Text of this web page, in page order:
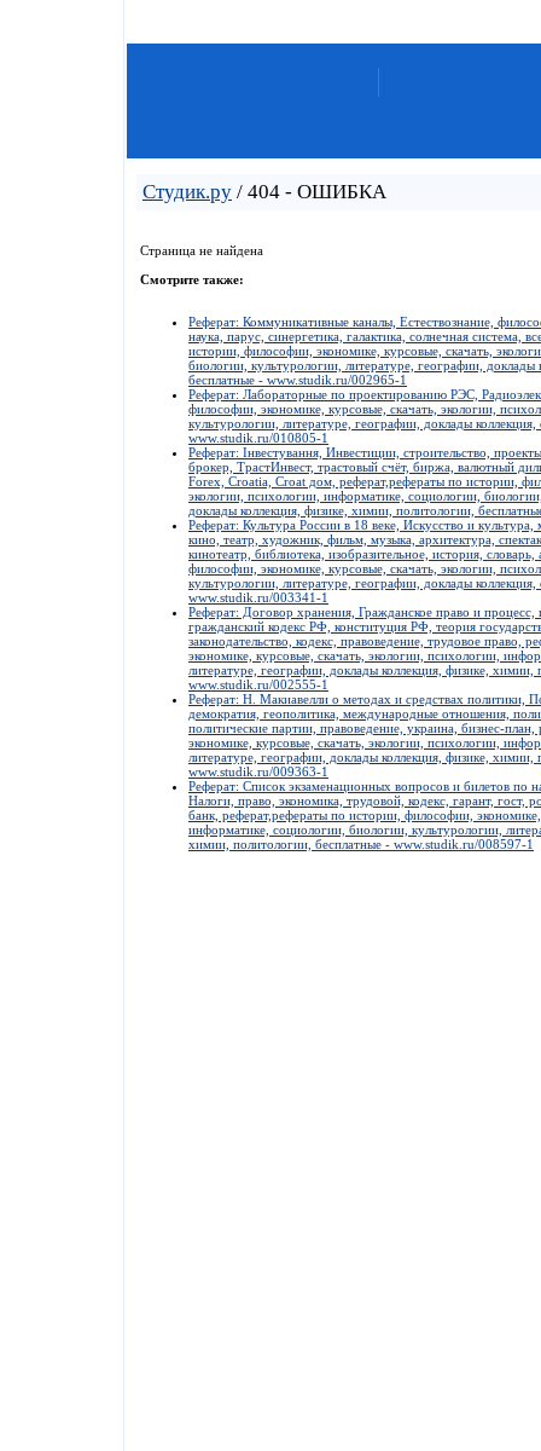
Студик.ру / 404 - ОШИБКА
Страница не найдена
Смотрите также:
Реферат: Коммуникативные каналы, Естествознание,
наука, парус, синергетика, галактика, солнечная система,
истории, философии, экономике, курсовые, скачать,
биологии, культурологии, литературе, географии,
бесплатные - www.studik.ru/002965-1
Реферат: Лабораторные по проектированию РЭС,
философии, экономике, курсовые, скачать, экологии,
культурологии, литературе, географии, доклады
www.studik.ru/010805-1
Реферат: Інвестування, Инвестиции, строительство,
брокер, ТрастИнвест, трастовый счёт, биржа, валютный
Forex, Croatia, Croat дом, реферат,рефераты по истории,
экологии, психологии, информатике, социологии,
доклады коллекция, физике, химии, политологии,
Реферат: Культура России в 18 веке, Искусство и
кино, театр, художник, фильм, музыка, архитектура,
кинотеатр, библиотека, изобразительное, история,
философии, экономике, курсовые, скачать, экологии,
культурологии, литературе, географии, доклады
www.studik.ru/003341-1
Реферат: Договор хранения, Гражданское право и процесс,
гражданский кодекс РФ, конституция РФ, теория
законодательство, кодекс, правоведение, трудовое право,
экономике, курсовые, скачать, экологии, психологии,
литературе, географии, доклады коллекция, физике, химии,
www.studik.ru/002555-1
Реферат: Н. Макиавелли о методах и средствах политики,
демократия, геополитика, международные отношения,
политические партии, правоведение, украина, бизнес-
экономике, курсовые, скачать, экологии, психологии,
литературе, географии, доклады коллекция, физике, химии,
www.studik.ru/009363-1
Реферат: Список экзаменационных вопросов и билетов по
Налоги, право, экономика, трудовой, кодекс, гарант, гост,
банк, реферат,рефераты по истории, философии,
информатике, социологии, биологии, культурологии,
химии, политологии, бесплатные - www.studik.ru/008597-1